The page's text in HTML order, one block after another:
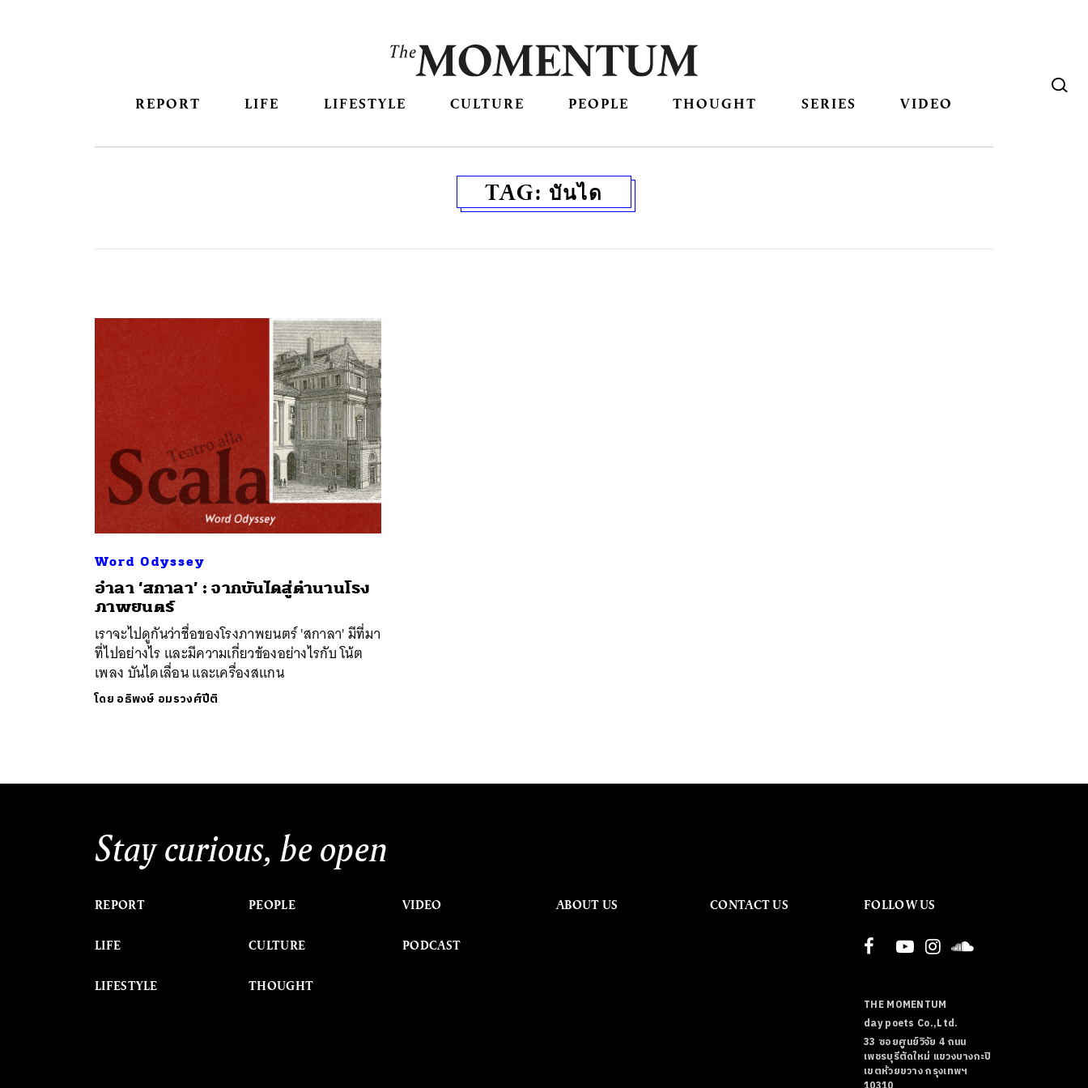
REPORT LIFE LIFESTYLE CULTURE PEOPLE THOUGHT SERIES VIDEO
TAG: บันได
Word Odyssey
อำลา ‘สกาลา’ : จากบันไดสู่ตำนานโรง
ภาพยนตร์
เราจะไปดูกันว่าชื่อของโรงภาพยนตร์ 'สกาลา' มีที่มา
ที่ไปอย่างไร และมีความเกี่ยวข้องอย่างไรกับ โน้ต
เพลง บันไดเลื่อน และเครื่องสแกน
โดย อธิพงษ์ อมรวงศ์ปีติ
Stay curious, be open
REPORT
LIFE
LIFESTYLE
PEOPLE
CULTURE
THOUGHT
VIDEO
PODCAST
ABOUT US CONTACT US FOLLOW US
THE MOMENTUM
day poets Co.,Ltd.
33 ซอยศูนย์วิจัย 4 ถนน
เพชรบุรีตัดใหม่ แขวงบางกะปิ
เขตห้วยขวาง กรุงเทพฯ
ค้นหา